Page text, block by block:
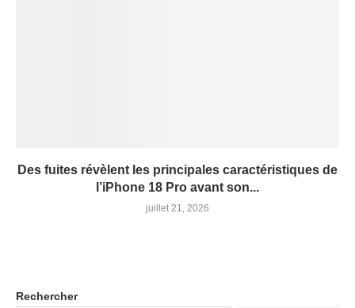
Des fuites révèlent les principales caractéristiques de
l’iPhone 18 Pro avant son...
juillet 21, 2026
Rechercher